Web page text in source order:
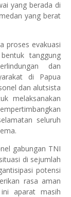
yang berada di
yang berat
proses evakuasi
tanggung
dan
di Papua
dan alutsista
melaksanakan
seluruh
gabungan TNI
di sejumlah
potensi
rasa aman
aparat masih